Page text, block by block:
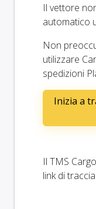
Il vettore
automatico
Non
utilizzare
spedizioni
Inizia a
Il TMS
link di